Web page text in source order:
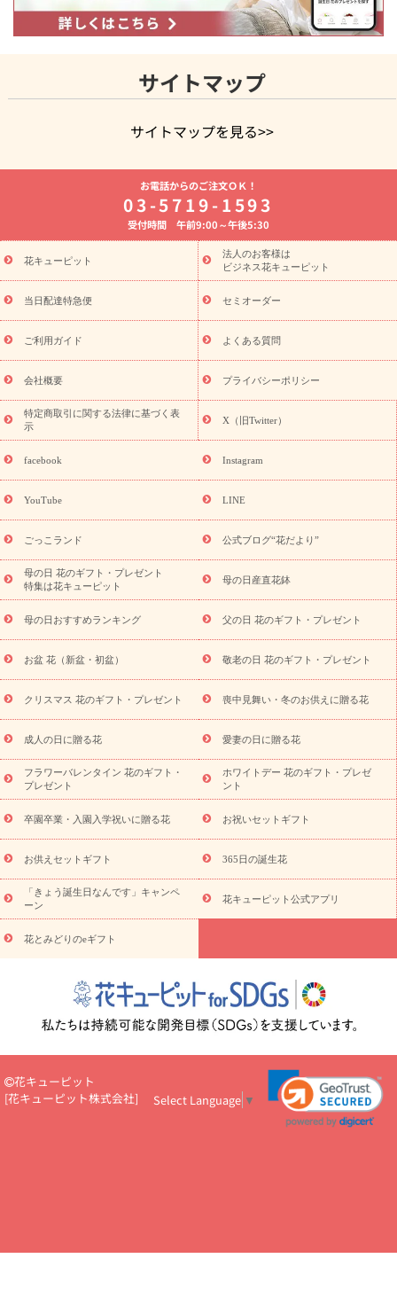
サイトマップ
サイトマップを見る>>
よく贈られる花
お祝いの花特集
誕生日フラワーギフト特集
8月の誕生花(トルコキキョウ)
開店・開業祝い
お供え・お悔やみ お供え・お悔やみの花
通夜・葬儀に贈る花 胡蝶蘭・花鉢
ーブドフラワー
季節のイベント
ひまわり ギフト・プレゼント
特集
お盆 花（新盆・初盆） 季節のイベント
お盆 花（新
盆・初盆）
お盆 花（新盆・初盆）
お盆・お供え 花とセットギ
フト
お盆・お供え プリザーブドフラワー
ひまわり ギフト・プ
レゼント特集
夏の花贈り・お中元・暑中見舞い 花のギフト特集
敬老の日におくる花ギフト・プレゼント特集
花ギフト・プレゼント特集
敬老の日 花のおすすめランキング
敬
老の日 花鉢植えのギフト・プレゼント特集
敬老の日 花とセットギ
フト・プレゼント特集
敬老の日の花 全てのギフト一覧
キャン
ペーン
「きょう誕生日なんです」キャンペーン
探す
誕生日フラワーギフト 誕生日フラワーギフト特集
誕生
日フラワーギフト商品一覧
ユリ トルコキキョウ
誕生花(トルコキキョウ)
9月の誕生花(リンドウ)
誕生日セット
ギフト
「きょう誕生日なんです」キャンペーン
用途から探す お祝いの花特集 当日配達特急便
お祝い商品
一覧
お祝い 新築・引っ越し祝い
結婚記念日
結婚祝い 出産祝い 退院祝い・快気祝い
還暦
祝い・長寿祝い
プチギフト ペットのお祝いフラワー
元・暑中見舞い
敬老の日
お供え
お供え・お悔やみ商品一覧 お供え・お悔やみの花
十九日法要以降に贈る花
通夜・葬儀に贈る花
お供え お花とセッ
お盆（新盆・初盆）
お祝い返し お見舞い
お取り
プリザーブドフラワー
スタイルから探す
アレンジメント
蘭・花鉢
ミディ胡蝶蘭・お祝い ミディ胡蝶蘭・お供え
の青色胡蝶蘭
観葉植物 観葉植物 産直多肉植物
プリザーブ
ドフラワー
お祝い お供え・お悔やみ 花とセットギフト
ミオーダー
プチギフト（hanamore -ハナモア-）
花とみどりの
eギフト
花キューピットのeGfit カラー ピンク
レンジ
レッド お花の種類 バラ ユリ トルコキキョウ
予
算から探す
お祝い お祝い・3000円～ お祝い・
お祝い・5000円～ お祝い・7000円～ お祝い・10000円～
お供え・お悔やみ
お供え・お悔やみ・3000円～
お供え・お
悔やみ・5000円～ お供え・お悔やみ・7000円～
お供え・お悔
やみ・10000円～
365日の誕生花カレンダー
開店・開業祝
お祝いを贈るときのマナー・
花キューピットのお祝いコラム一覧
誕生日のお花を「色
彩心理学」で選ぶ方法
結婚祝いの予算相場
出産祝いお役立ち情
転職祝いのマナー基礎知識
ペットのお祝いワンポイントアド
バイス
スタンド花（フラスタ）のマナー
お見舞いのマナーとル
お祝い花のマナー総まとめ
場上司や先輩へ贈るお祝い花の正解は？
開店祝いの花 選び方ガイ
ド（早見表あり）
花キューピットのお供え・
プロ直伝10のテクニック
花美人5人の「花のある暮らし」
美
お電話からのご注文ＯＫ！
03-5719-1593
受付時間 午前9:00～午後5:30
花キューピット
法人のお客様は
ビジネス花キューピット
当日配達特急便 セミオーダー
ご利用ガイド よくある質問
会社概要 プライバシーポリシー
特定商取引に関する法律に基づく表
示
X（旧Twitter）
facebook Instagram
YouTube LINE
ごっこランド 公式ブログ“花だより”
母の日 花のギフト・プレゼント
特集は花キューピット
母の日産直花鉢
母の日おすすめランキング 父の日 花のギフト・プレゼント
お盆 花（新盆・初盆） 敬老の日 花のギフト・プレゼント
クリスマス 花のギフト・プレゼント 喪中見舞い・冬のお供えに贈る花
成人の日に贈る花 愛妻の日に贈る花
フラワーバレンタイン 花のギフト・
プレゼント
ホワイトデー 花のギフト・プレゼ
ント
卒園卒業・入園入学祝いに贈る花 お祝いセットギフト
お供えセットギフト 365日の誕生花
「きょう誕生日なんです」キャンペ
ーン
花キューピット公式アプリ
花とみどりのeギフト
花キューピット
[花キューピット株式会社] Select Language ▼